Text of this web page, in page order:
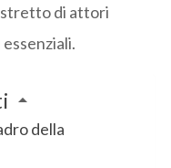
di attori
della